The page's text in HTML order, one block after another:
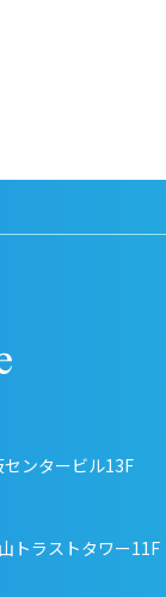
センタービル13F
トラストタワー11F